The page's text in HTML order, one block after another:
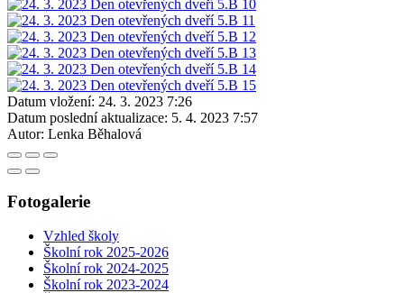
Datum vložení: 24. 3. 2023 7:26
Datum poslední aktualizace: 5. 4. 2023 7:57
Autor: Lenka Běhalová
Fotogalerie
Vzhled školy
Školní rok 2025-2026
Školní rok 2024-2025
Školní rok 2023-2024